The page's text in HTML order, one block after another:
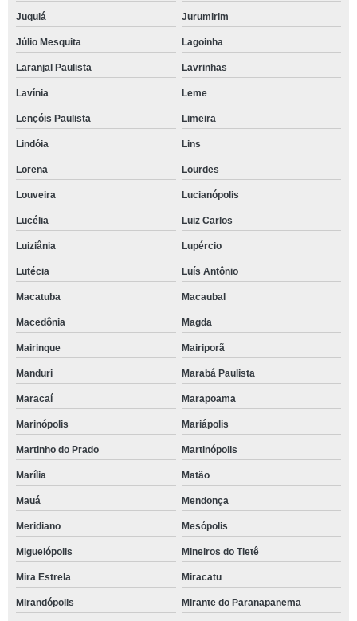
Juquiá Jurumirim
Júlio Mesquita Lagoinha
Laranjal Paulista Lavrinhas
Lavínia Leme
Lençóis Paulista Limeira
Lindóia Lins
Lorena Lourdes
Louveira Lucianópolis
Lucélia Luiz Carlos
Luiziânia Lupércio
Lutécia Luís Antônio
Macatuba Macaubal
Macedônia Magda
Mairinque Mairiporã
Manduri Marabá Paulista
Maracaí Marapoama
Marinópolis Mariápolis
Martinho do Prado Martinópolis
Marília Matão
Mauá Mendonça
Meridiano Mesópolis
Miguelópolis Mineiros do Tietê
Mira Estrela Miracatu
Mirandópolis Mirante do Paranapanema